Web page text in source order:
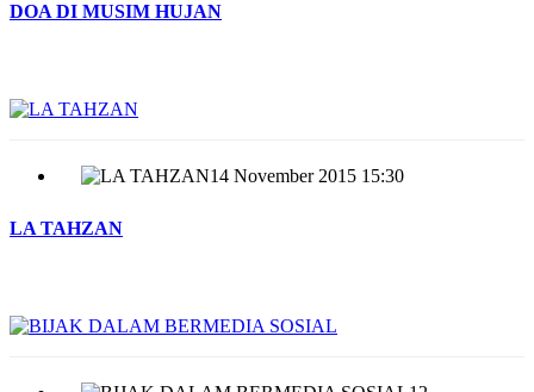
DOA DI MUSIM HUJAN
14 November 2015 15:30
LA TAHZAN